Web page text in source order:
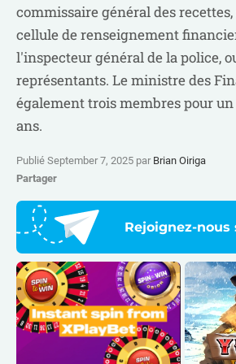
commissaire général des
cellule de renseignement
l'inspecteur général de la police,
représentants. Le ministre des
également trois membres pour
ans.
Publié September 7, 2025 par Brian Oiriga
Partager
Rejoignez-nous